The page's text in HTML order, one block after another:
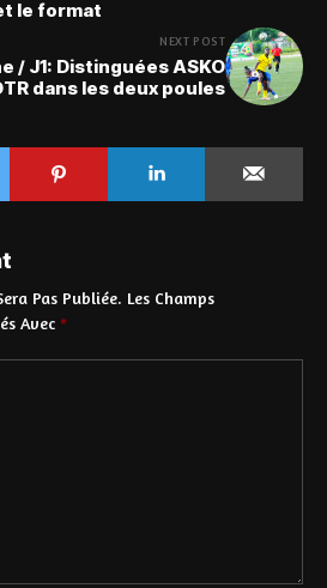
le format
NEXT POST
/ J1: Distinguées ASKO
dans les deux poules
Pas Publiée. Les Champs
Avec *